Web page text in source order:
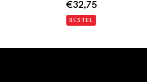
€32,75
BESTEL